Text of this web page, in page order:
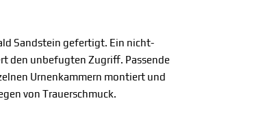
Sandstein gefertigt. Ein nicht-
den unbefugten Zugriff. Passende
Urnenkammern montiert und
von Trauerschmuck.